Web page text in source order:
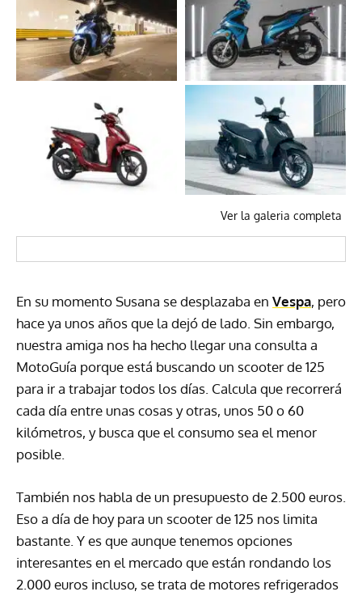
Ver la galeria completa
En su momento Susana se desplazaba en Vespa, pero
hace ya unos años que la dejó de lado. Sin embargo,
nuestra amiga nos ha hecho llegar una consulta a
MotoGuía porque está buscando un scooter de 125
para ir a trabajar todos los días. Calcula que recorrerá
cada día entre unas cosas y otras, unos 50 o 60
kilómetros, y busca que el consumo sea el menor
posible.
También nos habla de un presupuesto de 2.500 euros.
Eso a día de hoy para un scooter de 125 nos limita
bastante. Y es que aunque tenemos opciones
interesantes en el mercado que están rondando los
2.000 euros incluso, se trata de motores refrigerados